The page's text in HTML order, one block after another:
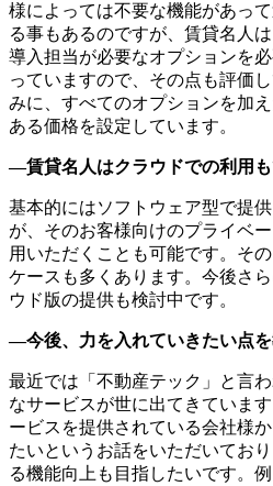
様によっては不要な機能があっ
る事もあるのですが、賃貸名人
導入担当が必要なオプションを
っていますので、その点も評価
みに、すべてのオプションを加
ある価格を設定しています。
―賃貸名人はクラウドでの利用
基本的にはソフトウェア型で提
が、そのお客様向けのプライベ
用いただくことも可能です。そ
ケースも多くあります。今後さ
ウド版の提供も検討中です。
―今後、力を入れていきたい点を
最近では「不動産テック」と言
なサービスが世に出てきていま
ービスを提供されている会社様
たいというお話をいただいてお
る機能向上も目指したいです。